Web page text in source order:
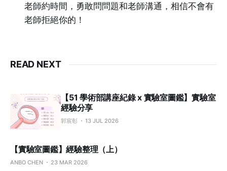
老師約時間，勇敢問問題和老師溝通，相信不會有
老師拒絕你的！
READ NEXT
【51 學術部講座紀錄 x 實驗室圖鑑】實驗室
經驗分享
郭宸彰 13 JUL 2026
【實驗室圖鑑】經驗整理（上）
ANBO CHEN 23 MAR 2026